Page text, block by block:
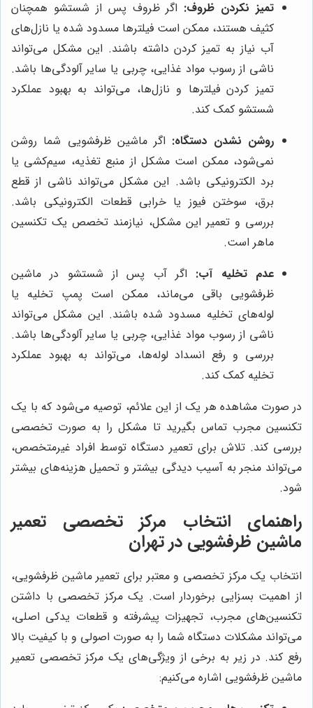
تمیز نکردن ظروف: اگر ظروف پس از شستشو همچنان
کثیف هستند، ممکن است فیلترها مسدود شده یا نازل‌های
آب نیاز به تمیز کردن داشته باشند. این مشکل می‌تواند
ناشی از رسوب مواد غذایی، چربی یا سایر آلودگی‌ها باشد.
تمیز کردن فیلترها و نازل‌ها، می‌تواند به بهبود عملکرد
شستشو کمک کند.
روشن نشدن دستگاه: اگر ماشین ظرفشویی شما روشن
نمی‌شود، ممکن است مشکل از منبع تغذیه، سیم‌کشی یا
برد الکترونیکی باشد. این مشکل می‌تواند ناشی از قطع
برق، سوختن فیوز یا خرابی قطعات الکترونیکی باشد.
بررسی و تعمیر این مشکل، نیازمند تخصص یک تکنسین
ماهر است.
عدم تخلیه آب: اگر آب پس از شستشو در ماشین
ظرفشویی باقی می‌ماند، ممکن است پمپ تخلیه یا
لوله‌های تخلیه مسدود شده باشند. این مشکل می‌تواند
ناشی از رسوب مواد غذایی، چربی یا سایر آلودگی‌ها باشد.
بررسی و رفع انسداد لوله‌ها، می‌تواند به بهبود عملکرد
تخلیه کمک کند.
در صورت مشاهده هر یک از این علائم، توصیه می‌شود که با یک
تکنسین مجرب تماس بگیرید تا مشکل را به صورت تخصصی
بررسی کند. تلاش برای تعمیر دستگاه توسط افراد غیرمتخصص،
می‌تواند منجر به آسیب دیدگی بیشتر و تحمیل هزینه‌های بیشتر
شود.
راهنمای انتخاب مرکز تخصصی تعمیر
ماشین ظرفشویی در تهران
انتخاب یک مرکز تخصصی و معتبر برای تعمیر ماشین ظرفشویی،
از اهمیت بسزایی برخوردار است. یک مرکز تخصصی با داشتن
تکنسین‌های مجرب، تجهیزات پیشرفته و قطعات یدکی اصلی،
می‌تواند مشکلات دستگاه شما را به صورت اصولی و با کیفیت بالا
رفع کند. در زیر به برخی از ویژگی‌های یک مرکز تخصصی تعمیر
ماشین ظرفشویی اشاره می‌کنیم: